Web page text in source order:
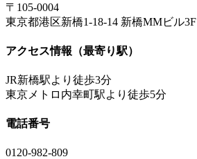
〒105-0004
東京都港区新橋1-18-14 新橋MMビル3F
アクセス情報（最寄り駅）
JR新橋駅より徒歩3分
東京メトロ内幸町駅より徒歩5分
電話番号
0120-982-809